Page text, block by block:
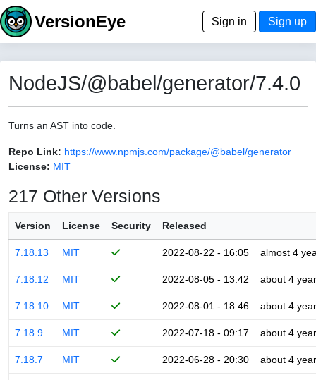
VersionEye Sign in Sign up
NodeJS/@babel/generator/7.4.0
Turns an AST into code.
Repo Link: https://www.npmjs.com/package/@babel/generator
License: MIT
217 Other Versions
Version License Security Released
7.18.13 MIT 2022-08-22 - 16:05 almost 4
7.18.12 MIT 2022-08-05 - 13:42 about 4
7.18.10 MIT 2022-08-01 - 18:46 about 4
7.18.9 MIT 2022-07-18 - 09:17 about 4
7.18.7 MIT 2022-06-28 - 20:30 about 4